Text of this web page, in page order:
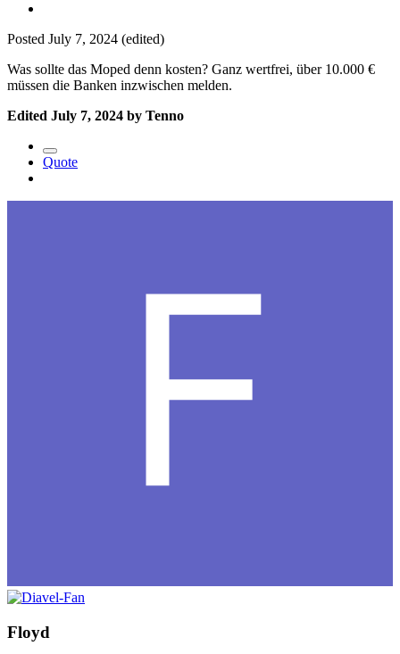
Posted July 7, 2024 (edited)
Was sollte das Moped denn kosten? Ganz wertfrei, über 10.000 €
müssen die Banken inzwischen melden.
Edited July 7, 2024 by Tenno
Quote
Floyd